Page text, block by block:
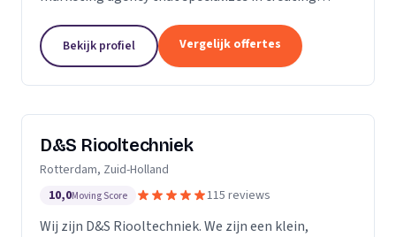
team of seasoned professionals who are
passionate...
Bekijk profiel Vergelijk offertes
D&S Riooltechniek
Rotterdam, Zuid-Holland
10,0Moving Score 115 reviews
Wij zijn D&S Riooltechniek. We zijn een klein,